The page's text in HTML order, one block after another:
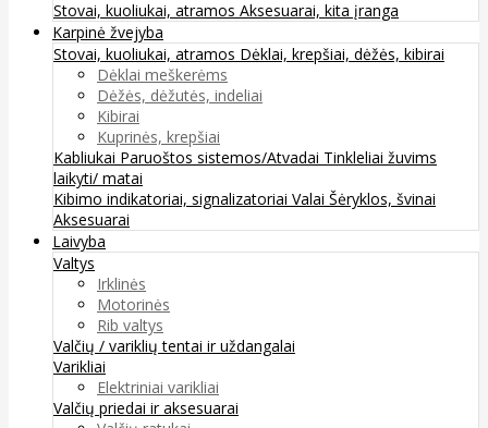
Stovai, kuoliukai, atramos Aksesuarai, kita įranga
Karpinė žvejyba
Stovai, kuoliukai, atramos Dėklai, krepšiai, dėžės, kibirai
Dėklai meškerėms
Dėžės, dėžutės, indeliai
Kibirai
Kuprinės, krepšiai
Kabliukai Paruoštos sistemos/Atvadai Tinkleliai žuvims
laikyti/ matai
Kibimo indikatoriai, signalizatoriai Valai Šėryklos, švinai
Aksesuarai
Laivyba
Valtys
Irklinės
Motorinės
Rib valtys
Valčių / variklių tentai ir uždangalai
Varikliai
Elektriniai varikliai
Valčių priedai ir aksesuarai